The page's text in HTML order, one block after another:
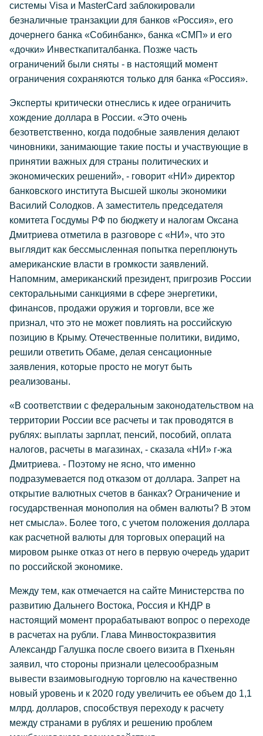
системы Visa и MasterCard заблокировали
безналичные транзакции для банков «Россия», его
дочернего банка «Собинбанк», банка «СМП» и его
«дочки» Инвесткапиталбанка. Позже часть
ограничений были сняты - в настоящий момент
ограничения сохраняются только для банка «Россия».
Эксперты критически отнеслись к идее ограничить
хождение доллара в России. «Это очень
безответственно, когда подобные заявления делают
чиновники, занимающие такие посты и участвующие в
принятии важных для страны политических и
экономических решений», - говорит «НИ» директор
банковского института Высшей школы экономики
Василий Солодков. А заместитель председателя
комитета Госдумы РФ по бюджету и налогам Оксана
Дмитриева отметила в разговоре с «НИ», что это
выглядит как бессмысленная попытка переплюнуть
американские власти в громкости заявлений.
Напомним, американский президент, пригрозив России
секторальными санкциями в сфере энергетики,
финансов, продажи оружия и торговли, все же
признал, что это не может повлиять на российскую
позицию в Крыму. Отечественные политики, видимо,
решили ответить Обаме, делая сенсационные
заявления, которые просто не могут быть
реализованы.
«В соответствии с федеральным законодательством на
территории России все расчеты и так проводятся в
рублях: выплаты зарплат, пенсий, пособий, оплата
налогов, расчеты в магазинах, - сказала «НИ» г-жа
Дмитриева. - Поэтому не ясно, что именно
подразумевается под отказом от доллара. Запрет на
открытие валютных счетов в банках? Ограничение и
государственная монополия на обмен валюты? В этом
нет смысла». Более того, с учетом положения доллара
как расчетной валюты для торговых операций на
мировом рынке отказ от него в первую очередь ударит
по российской экономике.
Между тем, как отмечается на сайте Министерства по
развитию Дальнего Востока, Россия и КНДР в
настоящий момент прорабатывают вопрос о переходе
в расчетах на рубли. Глава Минвостокразвития
Александр Галушка после своего визита в Пхеньян
заявил, что стороны признали целесообразным
вывести взаимовыгодную торговлю на качественно
новый уровень и к 2020 году увеличить ее объем до 1,1
млрд. долларов, способствуя переходу к расчету
между странами в рублях и решению проблем